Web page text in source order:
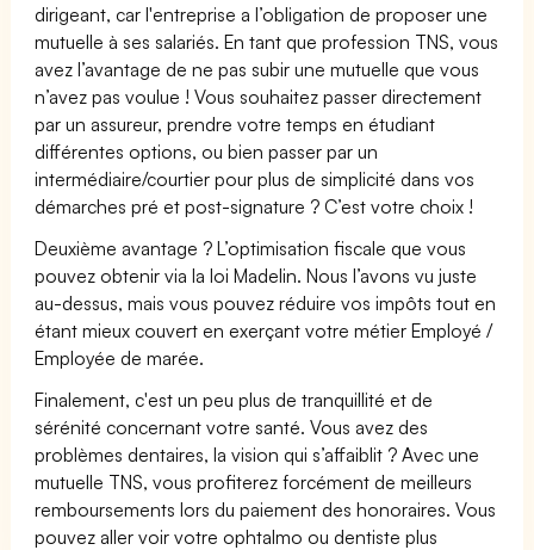
dirigeant, car l'entreprise a l’obligation de proposer une
mutuelle à ses salariés. En tant que profession TNS, vous
avez l’avantage de ne pas subir une mutuelle que vous
n’avez pas voulue ! Vous souhaitez passer directement
par un assureur, prendre votre temps en étudiant
différentes options, ou bien passer par un
intermédiaire/courtier pour plus de simplicité dans vos
démarches pré et post-signature ? C’est votre choix !
Deuxième avantage ? L’optimisation fiscale que vous
pouvez obtenir via la loi Madelin. Nous l’avons vu juste
au-dessus, mais vous pouvez réduire vos impôts tout en
étant mieux couvert en exerçant votre métier Employé /
Employée de marée.
Finalement, c'est un peu plus de tranquillité et de
sérénité concernant votre santé. Vous avez des
problèmes dentaires, la vision qui s’affaiblit ? Avec une
mutuelle TNS, vous profiterez forcément de meilleurs
remboursements lors du paiement des honoraires. Vous
pouvez aller voir votre ophtalmo ou dentiste plus